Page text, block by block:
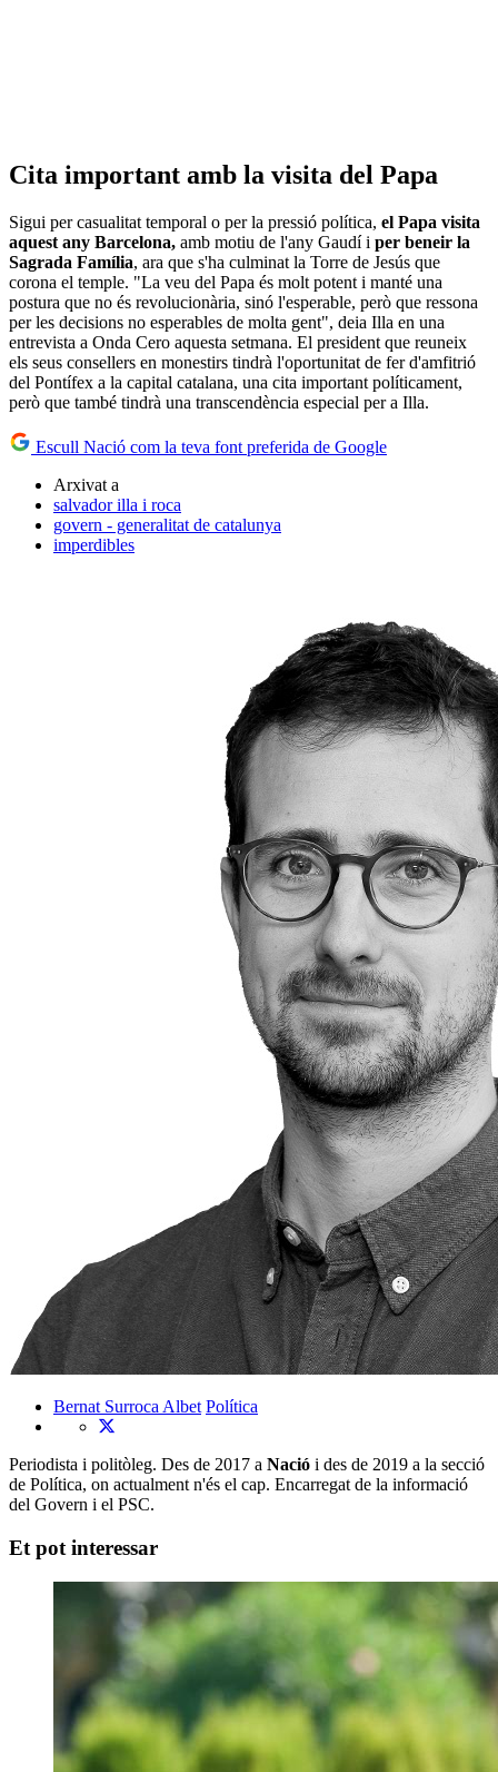
Cita important amb la visita del Papa
Sigui per casualitat temporal o per la pressió política, el Papa visita
aquest any Barcelona, amb motiu de l'any Gaudí i per beneir la
Sagrada Família, ara que s'ha culminat la Torre de Jesús que
corona el temple. "La veu del Papa és molt potent i manté una
postura que no és revolucionària, sinó l'esperable, però que ressona
per les decisions no esperables de molta gent", deia Illa en una
entrevista a Onda Cero aquesta setmana. El president que reuneix
els seus consellers en monestirs tindrà l'oportunitat de fer d'amfitrió
del Pontífex a la capital catalana, una cita important políticament,
però que també tindrà una transcendència especial per a Illa.
Escull Nació com la teva font preferida de Google
Arxivat a
salvador illa i roca
govern - generalitat de catalunya
imperdibles
Bernat Surroca Albet Política
Periodista i politòleg. Des de 2017 a Nació i des de 2019 a la secció
de Política, on actualment n'és el cap. Encarregat de la informació
del Govern i el PSC.
Et pot interessar